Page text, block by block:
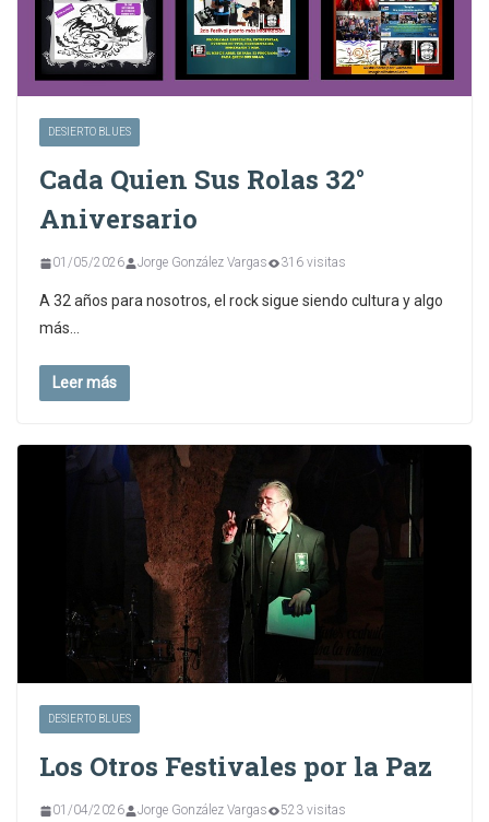
DESIERTO BLUES
Cada Quien Sus Rolas 32°
Aniversario
01/05/2026 Jorge González Vargas 316 visitas
A 32 años para nosotros, el rock sigue siendo cultura y algo
más…
Leer más
DESIERTO BLUES
Los Otros Festivales por la Paz
01/04/2026 Jorge González Vargas 523 visitas